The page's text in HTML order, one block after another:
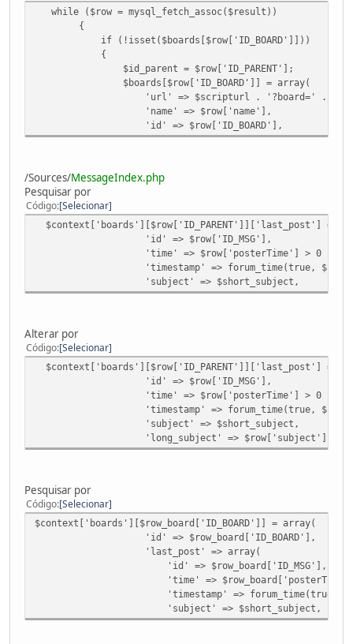
while ($row = mysql_fetch_assoc($result))
{
if (!isset($boards[$row['ID_BOARD']]))
{
$id_parent = $row['ID_PARENT'];
$boards[$row['ID_BOARD']] = array(
'url' => $scripturl . '?board=' .
'name' => $row['name'],
'id' => $row['ID_BOARD'],
/Sources/MessageIndex.php
Pesquisar por
Código Selecionar
$context['boards'][$row['ID_PARENT']]['last_post'] =
'id' => $row['ID_MSG'],
'time' => $row['posterTime'] > 0 ?
'timestamp' => forum_time(true,
'subject' => $short_subject,
Alterar por
Código Selecionar
$context['boards'][$row['ID_PARENT']]['last_post'] =
'id' => $row['ID_MSG'],
'time' => $row['posterTime'] > 0 ?
'timestamp' => forum_time(true,
'subject' => $short_subject,
'long_subject' => $row['subject'],
Pesquisar por
Código Selecionar
$context['boards'][$row_board['ID_BOARD']] = array(
'id' => $row_board['ID_BOARD'],
'last_post' => array(
'id' => $row_board['ID_MSG'],
'time' => $row_board['posterTime'] > 0 ?
'timestamp' => forum_time(true,
'subject' => $short_subject,